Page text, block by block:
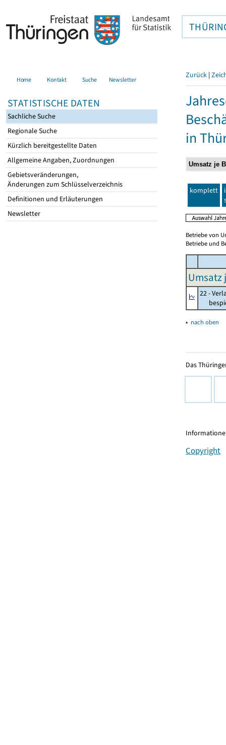
Home Kontakt Suche Newsletter
STATISTISCHE DATEN
Sachliche Suche
Regionale Suche
Kürzlich bereitgestellte Daten
Allgemeine Angaben, Zuordnungen
Gebietsveränderungen,
Änderungen zum Schlüsselverzeichnis
Definitionen und Erläuterungen
Newsletter
Zurück |
in
komplett
Betriebe von
Betriebe und
Umsatz
22 -
▴ nach oben
Das
Copyright